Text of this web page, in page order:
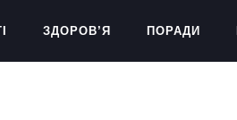
ЗДОРОВ’Я ПОРАДИ